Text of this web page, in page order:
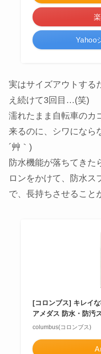
Yahoo
実はサイズアウトする
え続けて3回目…(笑)
濡れたまま自転車のカ
来るのに、シワになら
´艸｀)
防水機能が落ちてきた
ロンをかけて、防水ス
で、長持ちさせること
[コロンブス] キレイ
アメダス 防水・防汚
columbus(コロンブス)